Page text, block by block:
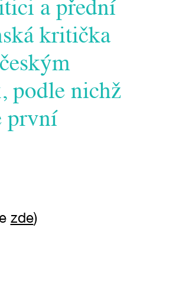
a přední
kritička
podle nichž
první
zde)